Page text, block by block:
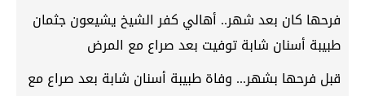
فرحها كان بعد شهر.. أهالي كفر الشيخ يشيعون جثمان
طبيبة أسنان شابة توفيت بعد صراع مع المرض
قبل فرحها بشهر... وفاة طبيبة أسنان شابة بعد صراع مع